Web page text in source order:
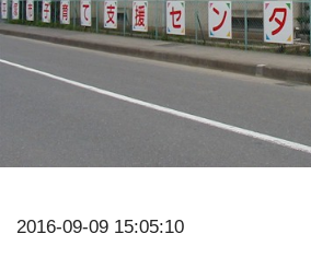
2016-09-09 15:05:10